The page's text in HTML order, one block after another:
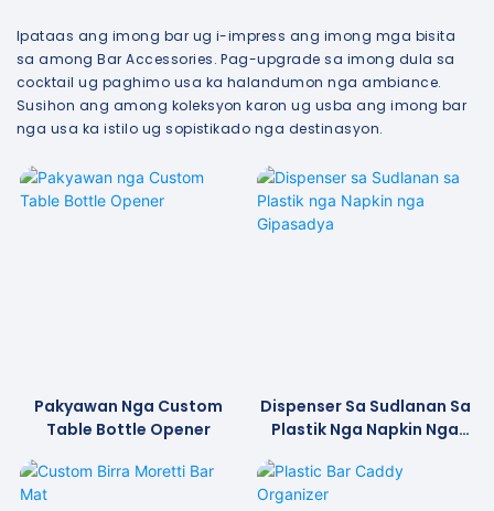
Ipataas ang imong bar ug i-impress ang imong mga bisita
sa among Bar Accessories. Pag-upgrade sa imong dula sa
cocktail ug paghimo usa ka halandumon nga ambiance.
Susihon ang among koleksyon karon ug usba ang imong bar
nga usa ka istilo ug sopistikado nga destinasyon.
Pakyawan Nga Custom
Table Bottle Opener
Dispenser Sa Sudlanan Sa
Plastik Nga Napkin Nga